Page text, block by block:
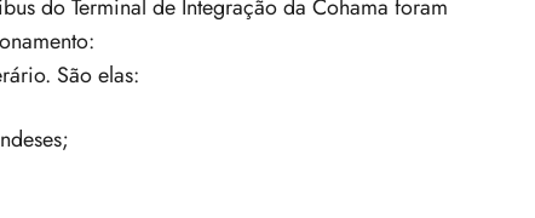
do Terminal de Integração da Cohama foram
São elas: